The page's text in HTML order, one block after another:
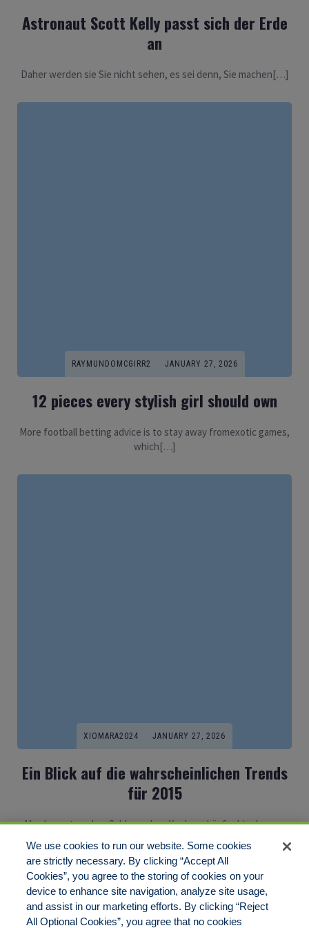
Astronaut Scott Kelly passt sich der Erde
an
Daher werden sie Sie nicht sehen, es sei denn, Sie machen[…]
RAYMUNDOMCGIRR2 JANUARY 27, 2026
12 pieces every stylish girl should own
More football betting advice is to stay away fromexotic games,
which[…]
XIOMARA2024 JANUARY 27, 2026
Ein Blick auf die wahrscheinlichen Trends
für 2015
Man kommt zu dem Schluss, dass Yardage-Läufer hier besser
sind als[…]
1
We use cookies to run our website. Some cookies
are strictly necessary. By clicking “Accept All
Cookies”, you agree to the storing of cookies on your
device to enhance site navigation, analyze site usage,
and assist in our marketing efforts. By clicking “Reject
All Optional Cookies”, you agree that no cookies